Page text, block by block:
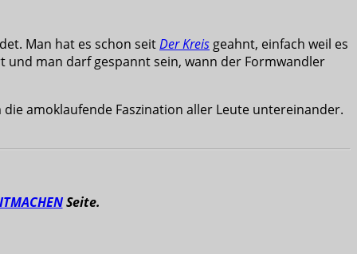
Man hat es schon seitDer Kreis geahnt, einfach weil es
man darf gespannt sein, wann der Formwandler
amoklaufende Faszination aller Leute untereinander.
Seite.